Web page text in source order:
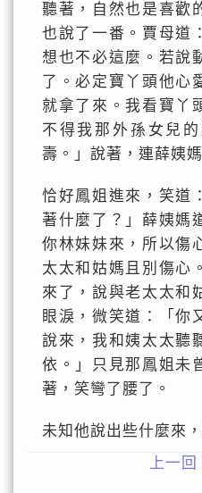
聽著，自然也是喜歡
也說了一番。賈母道
想也不必這麼。若說
了。必定寶丫頭他心
就拿了來。我看寶丫
不得我那外孫女兒
壽。」說著，連薛姨
恰好鳳姐進來，笑道
著什麼了？」薛姨媽
你林妹妹來，所以傷
太太和姑媽且別傷心
來了，說與老太太和
眼淚，微笑道：「你
說來，我和姨太太聽
依。」只見那鳳姐未
著，笑彎了腰了。
未知他說出些什麼來
上一回